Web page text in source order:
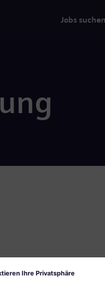
Jobs suchen